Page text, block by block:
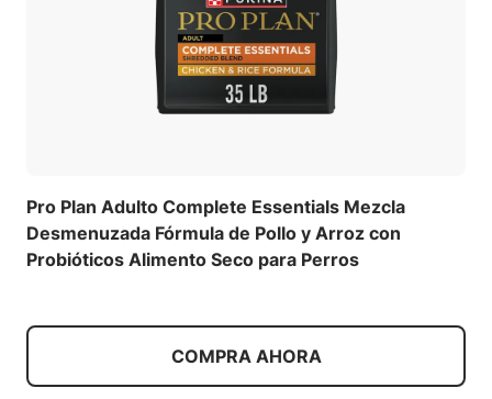
Pro Plan Adulto Complete Essentials Mezcla
Desmenuzada Fórmula de Pollo y Arroz con
Probióticos Alimento Seco para Perros
COMPRA AHORA